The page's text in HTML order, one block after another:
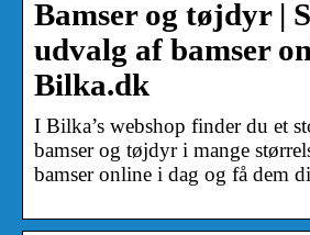
Bamser og tøjdyr |
udvalg af bamser
Bilka.dk
I Bilka’s webshop finder du et
bamser og tøjdyr i mange
bamser online i dag og få dem